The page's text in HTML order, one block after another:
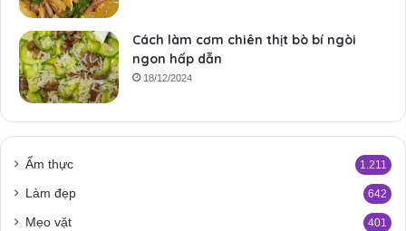
Cách làm cơm chiên thịt bò bí ngòi
ngon hấp dẫn
18/12/2024
Ẩm thực 1.211
Làm đẹp 642
Mẹo vặt 401